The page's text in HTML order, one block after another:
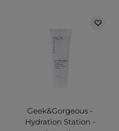
Geek&Gorgeous -
Hydration Station -